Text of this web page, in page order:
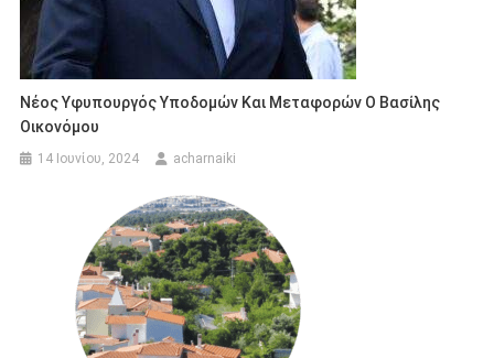
Νέος Υφυπουργός Υποδομών Και Μεταφορών Ο Βασίλης
Οικονόμου
14 Ιουνίου, 2024 acharnaiki